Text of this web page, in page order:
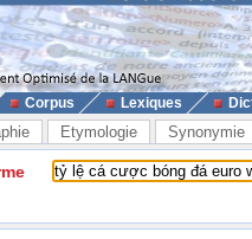
Corpus Lexiques
Etymologie Synonymie